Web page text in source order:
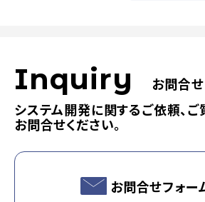
Inquiry
お問合せ
システム開発に関するご依頼、ご
お問合せください。
お問合せフォー